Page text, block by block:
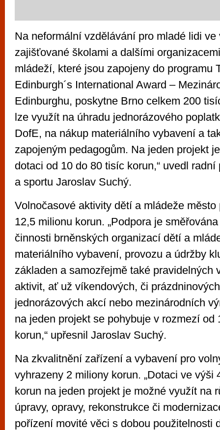
Na neformální vzdělávání pro mladé lidi ve
zajišťované školami a dalšími
mládeží, které jsou zapojeny do programu
Edinburgh´s International Award –
Edinburghu, poskytne Brno celkem 200
lze využít na úhradu jednorázového
DofE, na nákup materiálního vybavení a
zapojeným pedagogům. Na jeden projekt
dotaci od 10 do 80 tisíc korun,“ uvedl
a sportu Jaroslav Suchý.
Volnočasové aktivity dětí a mládeže
12,5 milionu korun. „Podpora je
činnosti brněnských organizací dětí a
materiálního vybavení, provozu a údržby
základen a samozřejmě také pravidelných
aktivit, ať už víkendových, či
jednorázových akcí nebo mezinárodních
na jeden projekt se pohybuje v rozmezí od
korun,“ upřesnil Jaroslav Suchý.
Na zkvalitnění zařízení a vybavení pro
vyhrazeny 2 miliony korun. „Dotaci ve výši
korun na jeden projekt je možné využít na
úpravy, opravy, rekonstrukce či
pořízení movité věci s dobou použitelnosti